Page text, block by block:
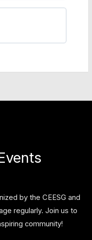
by the CEESG and
regularly. Join us to
community!